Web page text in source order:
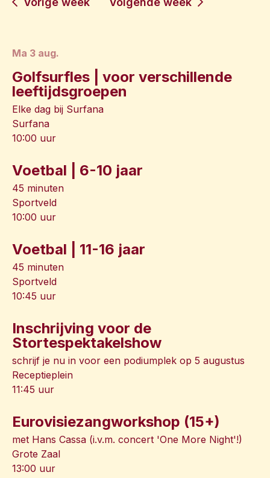
ma 3 aug.
Golfsurfles | voor verschillende
leeftijdsgroepen
Elke dag bij Surfana
Surfana
10:00 uur
Voetbal | 6-10 jaar
45 minuten
Sportveld
10:00 uur
Voetbal | 11-16 jaar
45 minuten
Sportveld
10:45 uur
Inschrijving voor de
Stortespektakelshow
schrijf je nu in voor een podiumplek op 5 augustus
Receptieplein
11:45 uur
Eurovisiezangworkshop (15+)
met Hans Cassa (i.v.m. concert 'One More Night'!)
Grote Zaal
13:00 uur